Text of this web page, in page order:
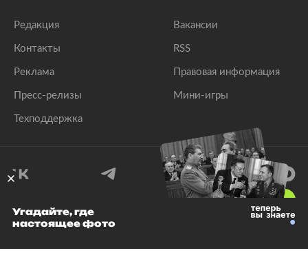
Редакция
Контакты
Реклама
Пресс-релизы
Техподдержка
Вакансии
RSS
Правовая информация
Мини-игры
© 1999–2026 Все права защищены.
Угадайте, где
настоящее фото